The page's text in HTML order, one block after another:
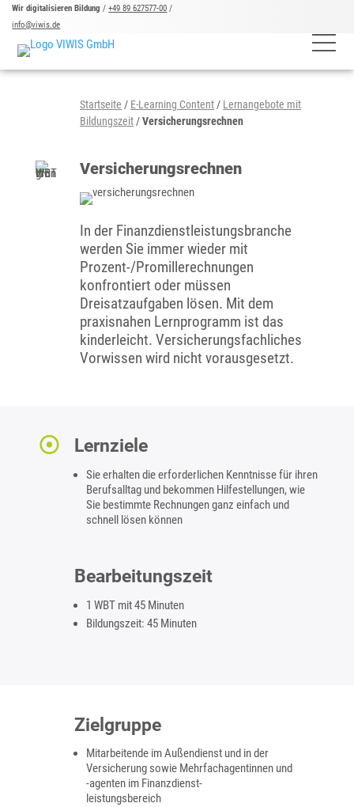
Wir digitalisieren Bildung /+49 89 627577-00 /
info@viwis.de
Startseite / E-Learning Content / Lernangebote mit
Bildungszeit /Versicherungsrechnen
Versicherungsrechnen
In der Finanzdienstleistungsbranche
werden Sie immer wieder mit
Prozent-/Promillerechnungen
konfrontiert oder müssen
Dreisatzaufgaben lösen. Mit dem
praxisnahen Lernprogramm ist das
kinderleicht. Versicherungsfachliches
Vorwissen wird nicht vorausgesetzt.
Lernziele
Sie erhalten die erforderlichen Kenntnisse für ihren
Berufsalltag und bekommen Hilfestellungen, wie
Sie bestimmte Rechnungen ganz einfach und
schnell lösen können
Bearbeitungszeit
1 WBT mit 45 Minuten
Bildungszeit: 45 Minuten
Zielgruppe
Mitarbeitende im Außendienst und in der
Versicherung sowie Mehrfachagentinnen und
-agenten im Finanzdienst-
leistungsbereich